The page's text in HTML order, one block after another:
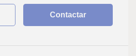
Contactar